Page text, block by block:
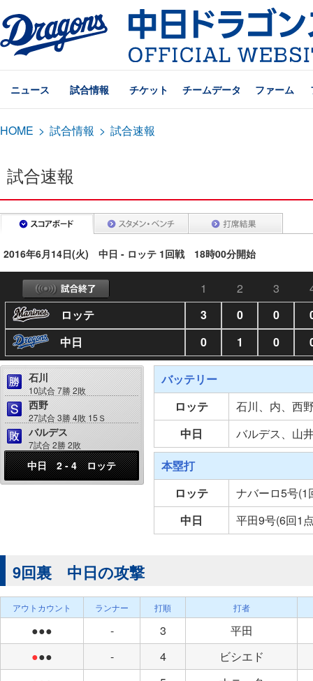
ニュース 試合情報 チケット チームデータ ファーム
HOME > 試合情報 > 試合速報
試合速報
2016年6月14日(火) 中日 - ロッテ 1回戦 18時00分開始
1 2 3
ロッテ
3 0 0
中日
0 1 0
石川
10試合 7勝 2敗
西野
27試合 3勝 4敗 15Ｓ
バルデス
7試合 2勝 2敗
中日 2 - 4 ロッテ
バッテリー
ロッテ
石川、内、西
中日
バルデス、山
本塁打
ロッテ
ナバーロ5号(1
中日
平田9号(6回1
9回裏 中日の攻撃
アウトカウント ランナー 打順 打者
●●● - 3
平田
●●● - 4
ビシエド